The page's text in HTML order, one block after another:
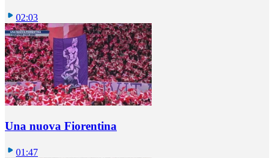
02:03
Una nuova Fiorentina
01:47